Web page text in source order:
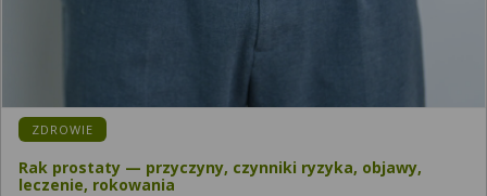
ZDROWIE
Rak prostaty — przyczyny, czynniki ryzyka, objawy,
leczenie, rokowania